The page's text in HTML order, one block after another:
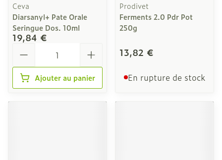
Ceva
Diarsanyl+ Pate Orale
Seringue Dos. 10ml
19,84 €
Ajouter au panier
Prodivet
Ferments 2.0 Pdr Pot
250g
13,82 €
En rupture de stock